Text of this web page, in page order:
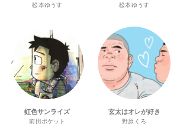
松本ゆうす 松本ゆうす
虹色サンライズ
前田ポケット
玄太はオレが好き
野原くろ